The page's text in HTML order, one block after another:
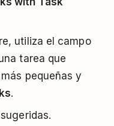
utiliza el campo
tarea que
pequeñas y
.